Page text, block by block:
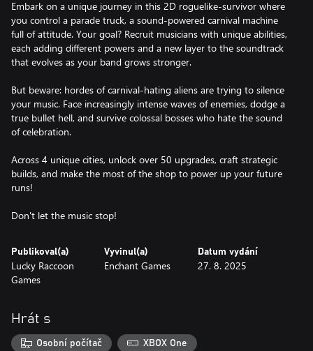
Embark on a unique journey in this 2D roguelike-survivor where
you control a parade truck, a sound-powered carnival machine
full of attitude. Your goal? Recruit musicians with unique abilities,
each adding different powers and a new layer to the soundtrack
that evolves as your band grows stronger.
But beware: hordes of carnival-hating aliens are trying to silence
your music. Face increasingly intense waves of enemies, dodge a
true bullet hell, and survive colossal bosses who hate the sound
of celebration.
Across 4 unique cities, unlock over 50 upgrades, craft strategic
builds, and make the most of the shop to power up your future
runs!
Don't let the music stop!
Publikoval(a)
Lucky Raccoon
Games
Vyvinul(a)
Enchant Games
Datum vydání
27. 8. 2025
Hrát s
Osobní počítač XBOX One